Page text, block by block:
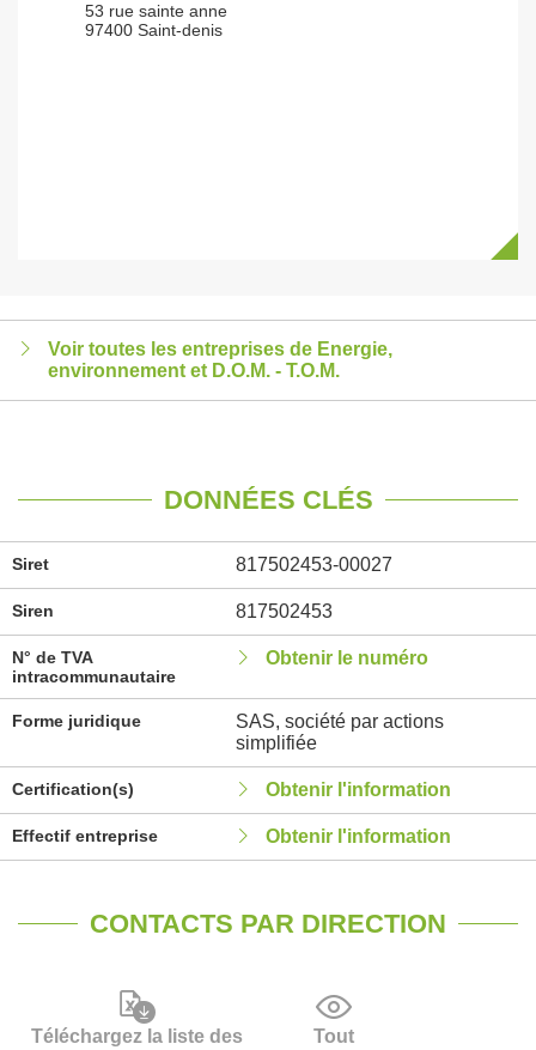
53 rue sainte anne
97400 Saint-denis
Voir toutes les entreprises de Energie,
environnement et D.O.M. - T.O.M.
DONNÉES CLÉS
Siret 817502453-00027
Siren 817502453
N° de TVA
intracommunautaire
Obtenir le numéro
Forme juridique
SAS, société par actions
simplifiée
Certification(s) Obtenir l'information
Effectif entreprise Obtenir l'information
CONTACTS PAR DIRECTION
Téléchargez la liste des
Tout